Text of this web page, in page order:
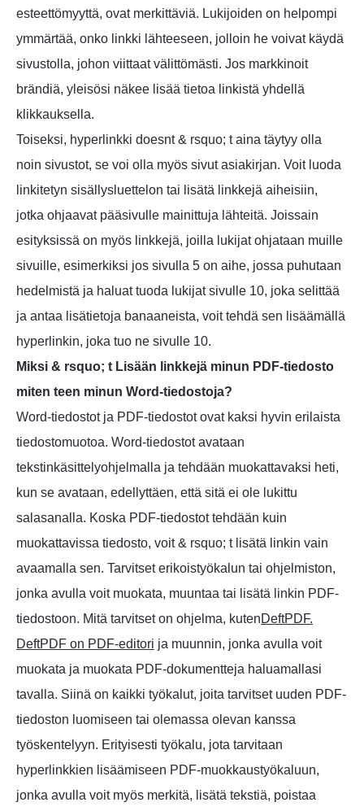
esteettömyyttä, ovat merkittäviä. Lukijoiden on helpompi
ymmärtää, onko linkki lähteeseen, jolloin he voivat käydä
sivustolla, johon viittaat välittömästi. Jos markkinoit
brändiä, yleisösi näkee lisää tietoa linkistä yhdellä
klikkauksella.
Toiseksi, hyperlinkki doesnt & rsquo; t aina täytyy olla
noin sivustot, se voi olla myös sivut asiakirjan. Voit luoda
linkitetyn sisällysluettelon tai lisätä linkkejä aiheisiin,
jotka ohjaavat pääsivulle mainittuja lähteitä. Joissain
esityksissä on myös linkkejä, joilla lukijat ohjataan muille
sivuille, esimerkiksi jos sivulla 5 on aihe, jossa puhutaan
hedelmistä ja haluat tuoda lukijat sivulle 10, joka selittää
ja antaa lisätietoja banaaneista, voit tehdä sen lisäämällä
hyperlinkin, joka tuo ne sivulle 10.
Miksi & rsquo; t Lisään linkkejä minun PDF-tiedosto
miten teen minun Word-tiedostoja?
Word-tiedostot ja PDF-tiedostot ovat kaksi hyvin erilaista
tiedostomuotoa. Word-tiedostot avataan
tekstinkäsittelyohjelmalla ja tehdään muokattavaksi heti,
kun se avataan, edellyttäen, että sitä ei ole lukittu
salasanalla. Koska PDF-tiedostot tehdään kuin
muokattavissa tiedosto, voit & rsquo; t lisätä linkin vain
avaamalla sen. Tarvitset erikoistyökalun tai ohjelmiston,
jonka avulla voit muokata, muuntaa tai lisätä linkin PDF-
tiedostoon. Mitä tarvitset on ohjelma, kutenDeftPDF.
DeftPDF on PDF-editori ja muunnin, jonka avulla voit
muokata ja muokata PDF-dokumentteja haluamallasi
tavalla. Siinä on kaikki työkalut, joita tarvitset uuden PDF-
tiedoston luomiseen tai olemassa olevan kanssa
työskentelyyn. Erityisesti työkalu, jota tarvitaan
hyperlinkkien lisäämiseen PDF-muokkaustyökaluun,
jonka avulla voit myös merkitä, lisätä tekstiä, poistaa